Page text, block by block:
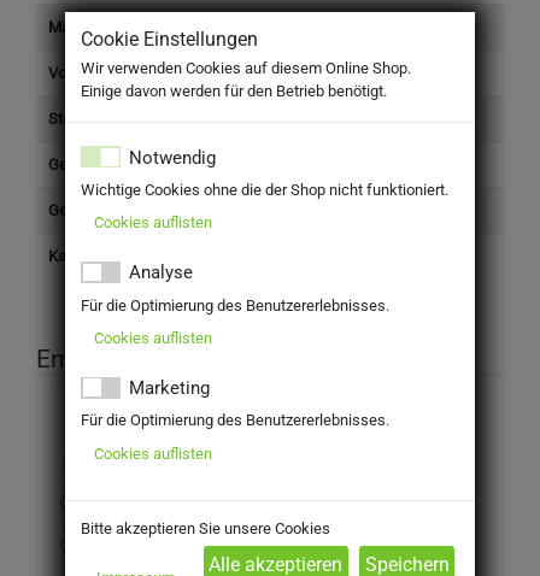
Marke
Volumen einzeln (l) 30 l
Steuersatz Standard (19%)
Gefäß Anzahl
Gefäß
Kategorie
Empfohlene Produkte
inkl. MwSt. zzgl Pfand: 30,00 €
Preis:
Cookie Einstellungen
Wir verwenden Cookies auf diesem Online Shop.
Einige davon werden für den Betrieb benötigt.
Notwendig
Wichtige Cookies ohne die der Shop nicht funktioniert.
Cookies auflisten
Analyse
Für die Optimierung des Benutzererlebnisses.
Cookies auflisten
Marketing
Für die Optimierung des Benutzererlebnisses.
Cookies auflisten
Bitte akzeptieren Sie unsere Cookies